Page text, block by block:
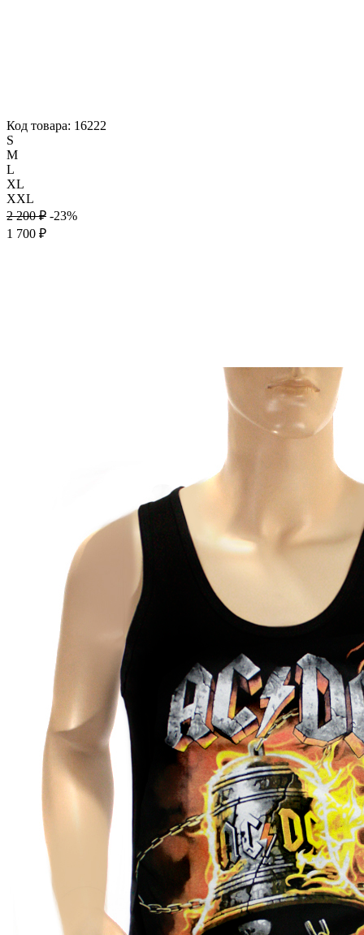
Код товара: 16222
S
M
L
XL
XXL
2 200 ₽ -23%
1 700 ₽